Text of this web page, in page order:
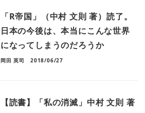
「R帝国」（中村 文則 著）読了。
日本の今後は、本当にこんな世界
になってしまうのだろうか
岡田 英司 2018/06/27
【読書】「私の消滅」中村 文則 著